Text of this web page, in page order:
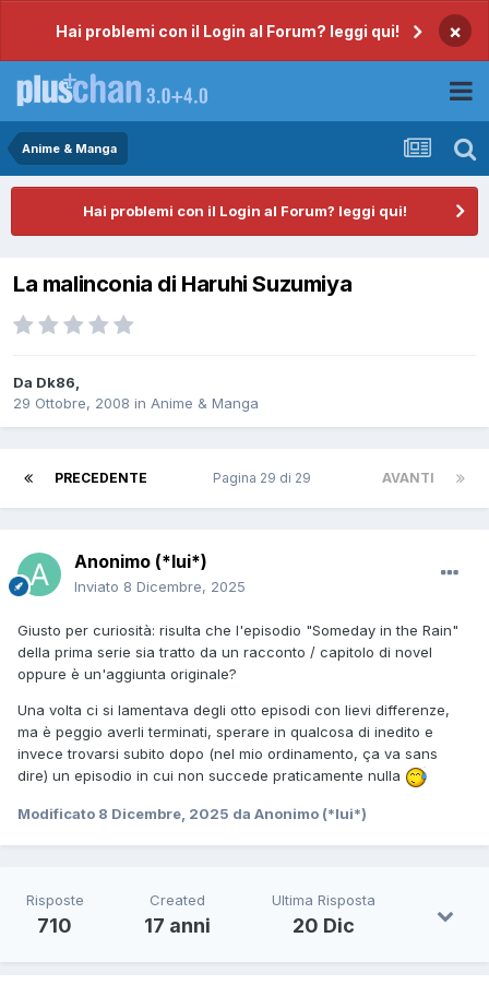
Hai problemi con il Login al Forum? leggi qui! ×
Anime & Manga
Hai problemi con il Login al Forum? leggi qui!
La malinconia di Haruhi Suzumiya
Da Dk86,
29 Ottobre, 2008 in Anime & Manga
PRECEDENTE AVANTI
Pagina 29 di 29
Anonimo (*lui*)
Inviato 8 Dicembre, 2025
Giusto per curiosità: risulta che l'episodio "Someday in the Rain"
della prima serie sia tratto da un racconto / capitolo di novel
oppure è un'aggiunta originale?
Una volta ci si lamentava degli otto episodi con lievi differenze,
ma è peggio averli terminati, sperare in qualcosa di inedito e
invece trovarsi subito dopo (nel mio ordinamento, ça va sans
dire) un episodio in cui non succede praticamente nulla
Modificato 8 Dicembre, 2025 da Anonimo (*lui*)
Risposte
710
Created
17 anni
Ultima Risposta
20 Dic